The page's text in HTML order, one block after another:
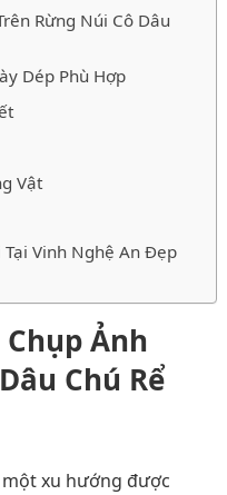
Rừng Núi Cô Dâu
Dép Phù Hợp
Vật
Vinh Nghệ An Đẹp
Ảnh
Chú Rể
xu hướng được